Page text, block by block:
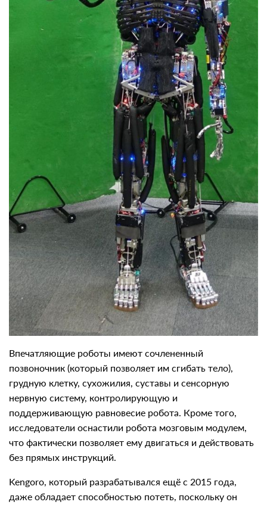
Впечатляющие роботы имеют сочлененный
позвоночник (который позволяет им сгибать тело),
грудную клетку, сухожилия, суставы и сенсорную
нервную систему, контролирующую и
поддерживающую равновесие робота. Кроме того,
исследователи оснастили робота мозговым модулем,
что фактически позволяет ему двигаться и действовать
без прямых инструкций.
Kengoro, который разрабатывался ещё с 2015 года,
даже обладает способностью потеть, поскольку он